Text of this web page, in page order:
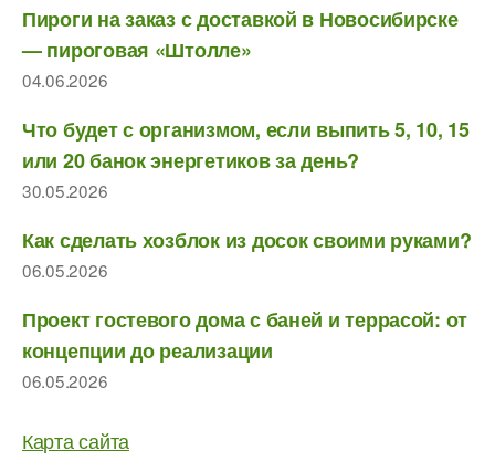
Пироги на заказ с доставкой в Новосибирске
— пироговая «Штолле»
04.06.2026
Что будет с организмом, если выпить 5, 10, 15
или 20 банок энергетиков за день?
30.05.2026
Как сделать хозблок из досок своими руками?
06.05.2026
Проект гостевого дома с баней и террасой: от
концепции до реализации
06.05.2026
Карта сайта